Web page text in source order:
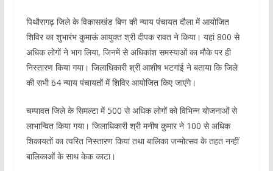
पिथौरागढ़ जिले के विकासखंड बिण की न्याय पंचायत दौला में आयोजित
शिविर का शुभारंभ कुमाऊं आयुक्त श्री दीपक रावत ने किया। यहां 800 से
अधिक लोगों ने भाग लिया, जिनमें से अधिकांश समस्याओं का मौके पर ही
निस्तारण किया गया। जिलाधिकारी श्री आशीष भटगांई ने बताया कि जिले
की सभी 64 न्याय पंचायतों में शिविर आयोजित किए जाएंगे।
चम्पावत जिले के सिमल्टा में 500 से अधिक लोगों को विभिन्न योजनाओं से
लाभान्वित किया गया। जिलाधिकारी श्री मनीष कुमार ने 100 से अधिक
शिकायतों का त्वरित निस्तारण किया तथा बालिका जन्मोत्सव के तहत नन्हीं
बालिकाओं के साथ केक काटा।